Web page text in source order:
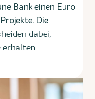
Bank einen Euro
Die
dabei,
erhalten.